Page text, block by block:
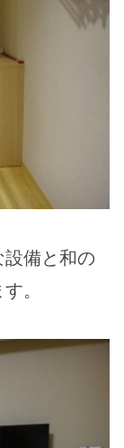
備と和の
。